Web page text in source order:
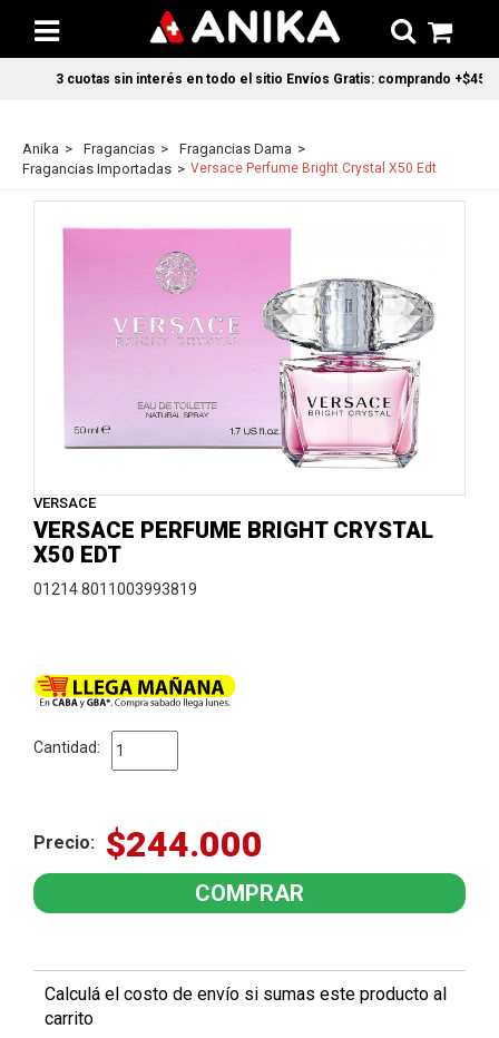
3 cuotas sin interés en todo el sitio Envíos Gratis: comprando
Anika Fragancias
Fragancias Dama
Fragancias Importadas
Versace Perfume Bright Crystal X50 Edt
VERSACE
VERSACE PERFUME BRIGHT CRYSTAL
X50 EDT
01214 8011003993819
Cantidad:
Precio: $244.000
Calculá el costo de envío si sumas este producto al
carrito